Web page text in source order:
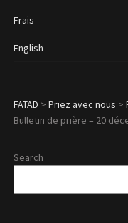
Frais
English
FATAD > Priez avec nous >
Bulletin de prière – 20
Search